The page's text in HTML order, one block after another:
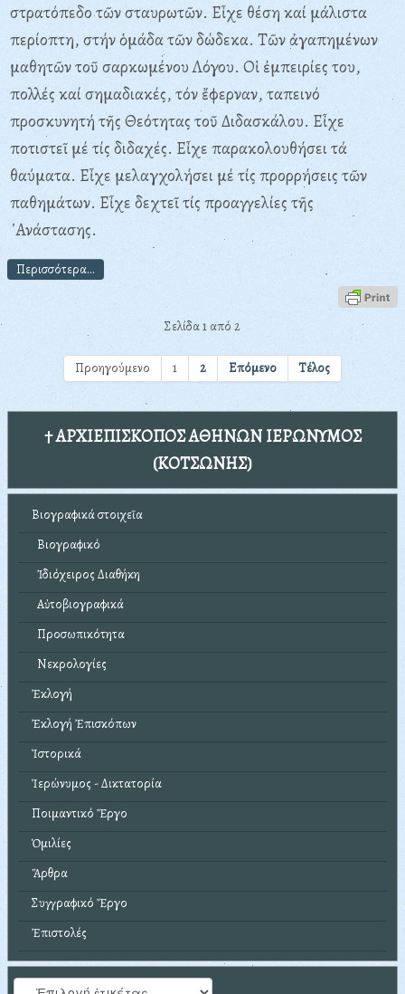
στρατόπεδο τῶν σταυρωτῶν. Εἶχε θέση καί μάλιστα
περίοπτη, στήν ὁμάδα τῶν δώδεκα. Τῶν ἀγαπημένων
μαθητῶν τοῦ σαρκωμένου Λόγου. Οἱ ἐμπειρίες του,
πολλές καί σημαδιακές, τόν ἔφερναν, ταπεινό
προσκυνητή τῆς Θεότητας τοῦ Διδασκάλου. Εἶχε
ποτιστεῖ μέ τίς διδαχές. Εἶχε παρακολουθήσει τά
θαύματα. Εἶχε μελαγχολήσει μέ τίς προρρήσεις τῶν
παθημάτων. Εἶχε δεχτεῖ τίς προαγγελίες τῆς
᾿Ανάστασης.
Περισσότερα...
Σελίδα 1 από 2
Προηγούμενο 1 2 Επόμενο Τέλος
† ΑΡΧΙΕΠΙΣΚΟΠΟΣ ΑΘΗΝΩΝ ΙΕΡΩΝΥΜΟΣ
(ΚΟΤΣΩΝΗΣ)
Βιογραφικά στοιχεῖα
Βιογραφικό
Ἰδιόχειρος Διαθήκη
Αὐτοβιογραφικά
Προσωπικότητα
Νεκρολογίες
Ἐκλογή
Ἐκλογή Ἐπισκόπων
Ἱστορικά
Ἱερώνυμος - Δικτατορία
Ποιμαντικό Ἔργο
Ὁμιλίες
Ἄρθρα
Συγγραφικό Ἔργο
Ἐπιστολές